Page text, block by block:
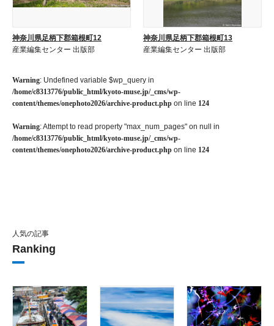
神奈川県足柄下郡箱根町12
産業編集センター 出版部
神奈川県足柄下郡箱根町13
産業編集センター 出版部
Warning: Undefined variable $wp_query in
/home/c8313776/public_html/kyoto-muse.jp/_cms/wp-
content/themes/onephoto2026/archive-product.php on line 124
Warning: Attempt to read property "max_num_pages" on null in
/home/c8313776/public_html/kyoto-muse.jp/_cms/wp-
content/themes/onephoto2026/archive-product.php on line 124
人気の記事
Ranking